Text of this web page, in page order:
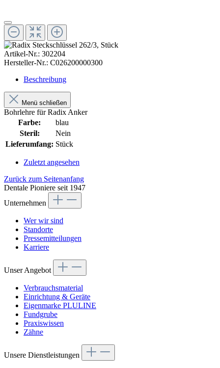
Artikel-Nr.: 302204
Hersteller-Nr.: C026200000300
Beschreibung
Menü schließen
Bohrlehre für Radix Anker
Farbe:
blau
Steril:
Nein
Lieferumfang: Stück
Zuletzt angesehen
Zurück zum Seitenanfang
Dentale Pioniere seit 1947
Unternehmen
Wer wir sind
Standorte
Pressemitteilungen
Karriere
Unser Angebot
Verbrauchsmaterial
Einrichtung & Geräte
Eigenmarke PLULINE
Fundgrube
Praxiswissen
Zähne
Unsere Dienstleistungen